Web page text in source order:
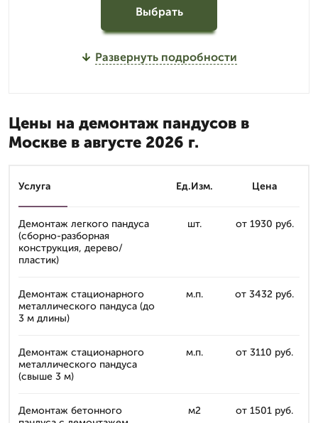
Выбрать
Развернуть подробности
Цены на демонтаж пандусов в
Москве в августе 2026 г.
Услуга Ед.Изм. Цена
Демонтаж легкого пандуса
(сборно-разборная
конструкция, дерево/
пластик)
шт. от 1930 руб.
Демонтаж стационарного
металлического пандуса (до
3 м длины)
м.п. от 3432 руб.
Демонтаж стационарного
металлического пандуса
(свыше 3 м)
м.п. от 3110 руб.
Демонтаж бетонного
м2 от 1501 руб.